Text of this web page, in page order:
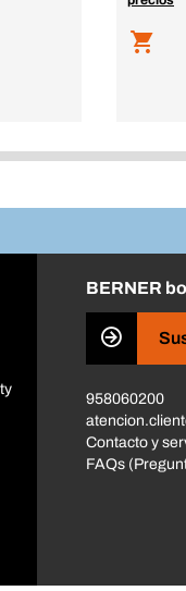
BERNER
958060200
Contacto y
FAQs